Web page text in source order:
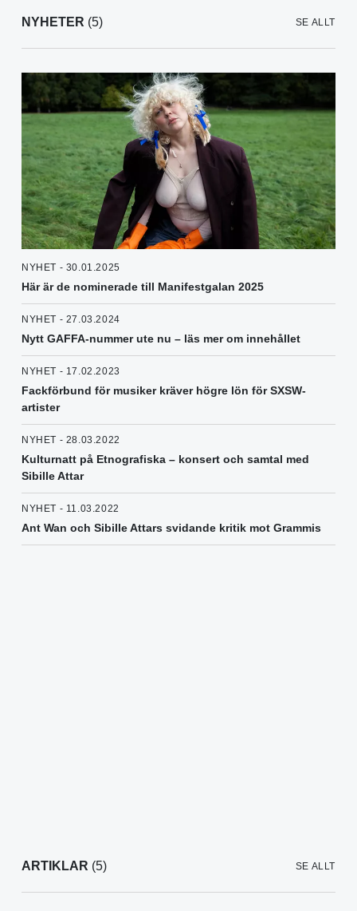
NYHETER (5) SE ALLT
NYHET - 30.01.2025
Här är de nominerade till Manifestgalan 2025
NYHET - 27.03.2024
Nytt GAFFA-nummer ute nu – läs mer om innehållet
NYHET - 17.02.2023
Fackförbund för musiker kräver högre lön för SXSW-
artister
NYHET - 28.03.2022
Kulturnatt på Etnografiska – konsert och samtal med
Sibille Attar
NYHET - 11.03.2022
Ant Wan och Sibille Attars svidande kritik mot Grammis
ARTIKLAR (5) SE ALLT